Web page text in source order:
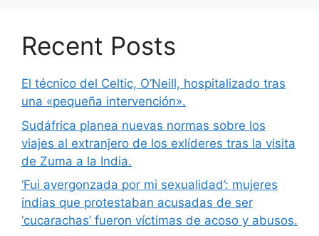
Recent Posts
El técnico del Celtic, O’Neill, hospitalizado tras
una «pequeña intervención».
Sudáfrica planea nuevas normas sobre los
viajes al extranjero de los exlíderes tras la visita
de Zuma a la India.
‘Fui avergonzada por mi sexualidad’: mujeres
indias que protestaban acusadas de ser
‘cucarachas’ fueron víctimas de acoso y abusos.